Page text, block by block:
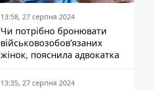
13:58, 27 серпня 2024
Чи потрібно бронювати
військовозобов’язаних
жінок, пояснила адвокатка
13:35, 27 серпня 2024